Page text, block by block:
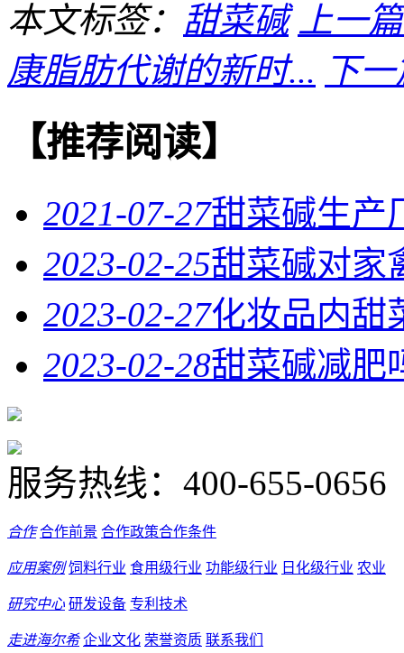
本文标签： 甜菜碱 上一
康脂肪代谢的新时... 下
【推荐阅读】
2021-07-27甜菜碱生产
2023-02-25甜菜碱对家
2023-02-27化妆品内甜
2023-02-28甜菜碱减肥
服务热线： 400-655-0656
合作 合作前景 合作政策合作条件
应用案例 饲料行业 食用级行业 功能级行业 日化级行业 农业
研究中心 研发设备 专利技术
走进海尔希 企业文化 荣誉资质 联系我们